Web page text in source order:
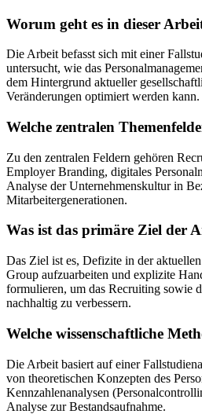
Worum geht es in dieser
Die Arbeit befasst sich mit einer
untersucht, wie das
dem Hintergrund aktueller
Veränderungen optimiert werden kann.
Welche zentralen
Zu den zentralen Feldern gehören
Employer Branding, digitales
Analyse der Unternehmenskultur in
Mitarbeitergenerationen.
Was ist das primäre Ziel der
Das Ziel ist es, Defizite in der
Group aufzuarbeiten und explizite
formulieren, um das Recruiting sowie
nachhaltig zu verbessern.
Welche wissenschaftliche
Die Arbeit basiert auf einer
von theoretischen Konzepten des
Kennzahlenanalysen
Analyse zur Bestandsaufnahme.